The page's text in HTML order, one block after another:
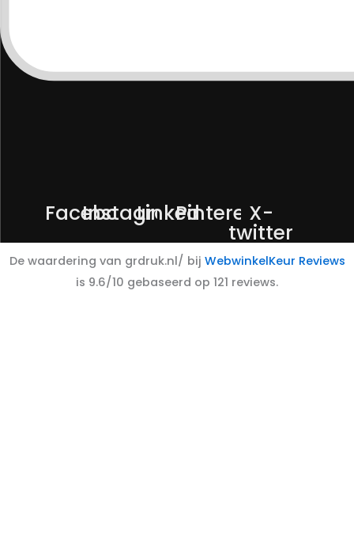
Facebook
Instagram
Linkedin
PinterestX-
twitter
De waardering van grdruk.nl/ bij WebwinkelKeur Reviews
is 9.6/10 gebaseerd op 121 reviews.